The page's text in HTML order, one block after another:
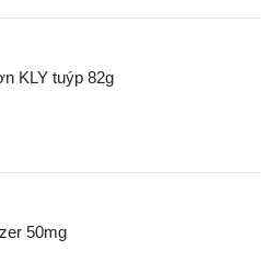
KLY tuýp 82g
50mg